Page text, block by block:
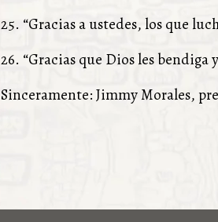
25. “Gracias a ustedes, los que
26. “Gracias que Dios les bendiga
Sinceramente: Jimmy Morales,